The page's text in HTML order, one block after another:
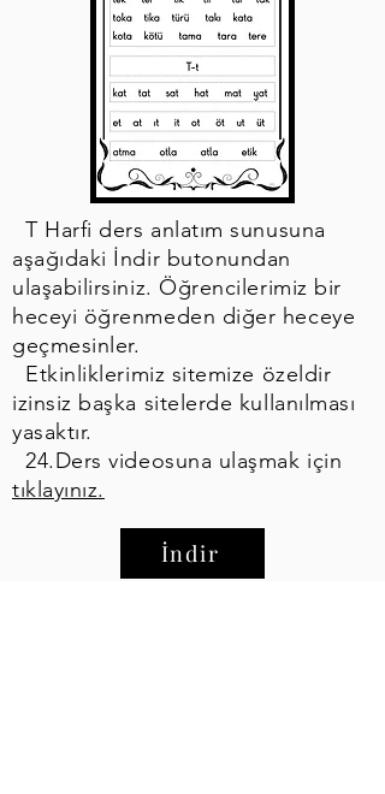
T Harfi ders anlatım sunusuna
aşağıdaki İndir butonundan
ulaşabilirsiniz. Öğrencilerimiz bir
heceyi öğrenmeden diğer heceye
geçmesinler.
Etkinliklerimiz sitemize özeldir
izinsiz başka sitelerde kullanılması
yasaktır.
24.Ders videosuna ulaşmak için
tıklayınız.
İndir